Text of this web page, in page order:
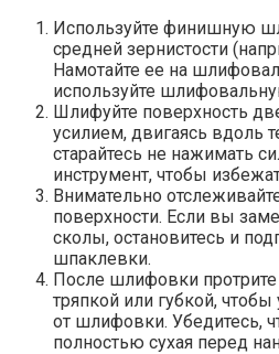
Используйте финишную
средней зернистости
Намотайте ее на
используйте
Шлифуйте поверхность
усилием, двигаясь вдоль
старайтесь не нажимать
инструмент, чтобы
Внимательно
поверхности. Если вы
сколы, остановитесь и
шпаклевки.
После шлифовки протрите
тряпкой или губкой,
от шлифовки. Убедитесь,
полностью сухая перед